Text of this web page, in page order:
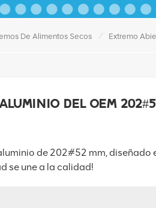
De Alimentos Secos /
del OEM
de 202#52 mm, diseñado
se une a la calidad!